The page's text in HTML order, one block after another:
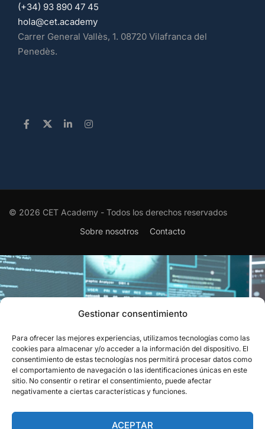
Gestionar consentimiento
Para ofrecer las mejores experiencias, utilizamos tecnologías como las
cookies para almacenar y/o acceder a la información del dispositivo. El
consentimiento de estas tecnologías nos permitirá procesar datos como
el comportamiento de navegación o las identificaciones únicas en este
sitio. No consentir o retirar el consentimiento, puede afectar
negativamente a ciertas características y funciones.
ACEPTAR
(+34) 93 890 47 45
hola@cet.academy
Carrer General Vallès, 1. 08720 Vilafranca del
Penedès.
© 2026 CET Academy - Todos los derechos reservados
Sobre nosotros
Contacto
EL RECONOCIMIENTO QUE
CIERRA EL CÍRCULO
Obtén el aval oficial que certifica tu capacidad para resolver